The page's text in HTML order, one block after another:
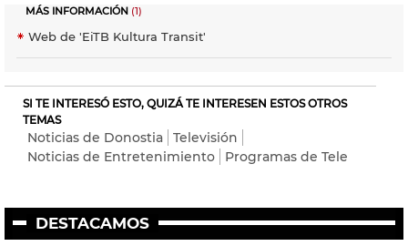
MÁS INFORMACIÓN (1)
Web de 'EiTB Kultura Transit'
SI TE INTERESÓ ESTO, QUIZÁ TE INTERESEN ESTOS OTROS
TEMAS
Noticias de Donostia
Televisión
Noticias de Entretenimiento
Programas de Tele
DESTACAMOS